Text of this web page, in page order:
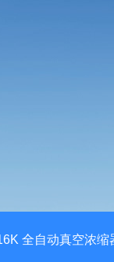
全自动真空浓缩